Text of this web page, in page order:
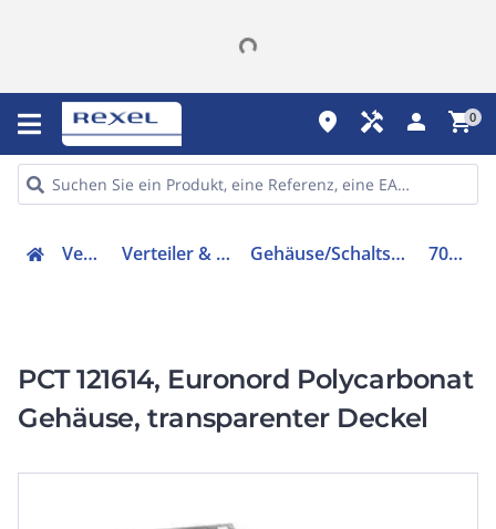
place handyman person shopping_cart0
Verteiler Verteiler & Schränke Gehäuse/Schaltschrank (leer) 7022731
PCT 121614, Euronord Polycarbonat
Gehäuse, transparenter Deckel